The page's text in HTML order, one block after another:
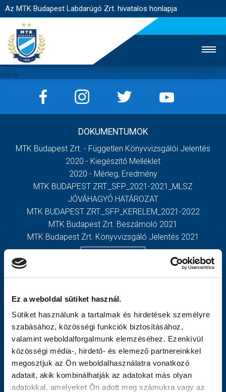
Ez a weboldal sütiket használ.
Sütiket használunk a tartalmak és hirdetések személyre
szabásához, közösségi funkciók biztosításához,
valamint weboldalforgalmunk elemzéséhez. Ezenkívül
közösségi média-, hirdető- és elemező partnereinkkel
megosztjuk az Ön weboldalhasználatra vonatkozó
adatait, akik kombinálhatják az adatokat más olyan
adatokkal, amelyeket Ön adott meg számukra vagy az
Az MTK Budapest Labdarúgó Zrt. hivatalos honlapja
JEGYÉRTÉKESÍTÉS
WEBSHOP
EGYESÜLET
KAPCSOLAT
NYITÓLAP
HÍREK
CSAPATOK
MÉRKŐZÉSEK
SZURKOLÓI ÉLMÉNYEK
AKKREDITÁCIÓ
DOKUMENTUMOK
MTK Budapest Zrt. - Független Könyvvizsgálói Jelentés
2020 - Kiegészítő Melléklet
2020 - Mérleg, Eredmény
MTK BUDAPEST ZRT._SFP_2021-2021_MLSZ
JÓVÁHAGYÓ HATÁROZAT
MTK BUDAPEST ZRT._SFP_KERELEM_2021-2022
MTK Budapest Zrt. Beszámoló 2021
MTK Budapest Zrt. Könyvvizsgáló Jelentés 2021
OLDALTÉRKÉP
Nyitólap
Csapatok
Mérkőzések
MTK Budapest
Múltidézés
Stratégia
Vezetőség